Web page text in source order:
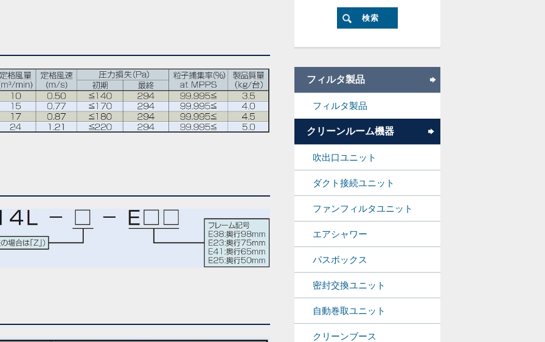
フィルタ製品
フィルタ製品
クリーンルーム機器
吹出口ユニット
ダクト接続ユニット
ファンフィルタユニット
エアシャワー
パスボックス
密封交換ユニット
自動巻取ユニット
クリーンブース